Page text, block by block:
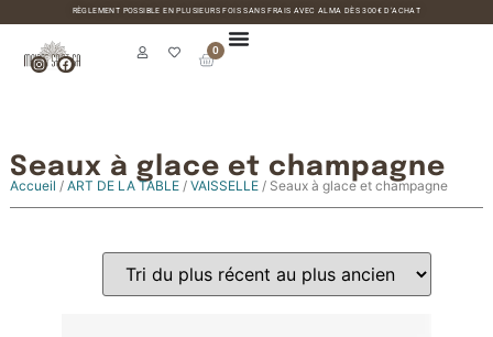
RÈGLEMENT POSSIBLE EN PLUSIEURS FOIS SANS FRAIS AVEC ALMA DÈS 300€ D’ACHAT
0
Seaux à glace et champagne
Accueil / ART DE LA TABLE/ VAISSELLE/ Seaux à glace et champagne